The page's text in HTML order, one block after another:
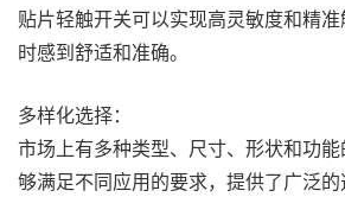
贴片轻触开关可以实现高灵敏度和精
时感到舒适和准确。
多样化选择：
市场上有多种类型、尺寸、形状和功
够满足不同应用的要求，提供了广泛的